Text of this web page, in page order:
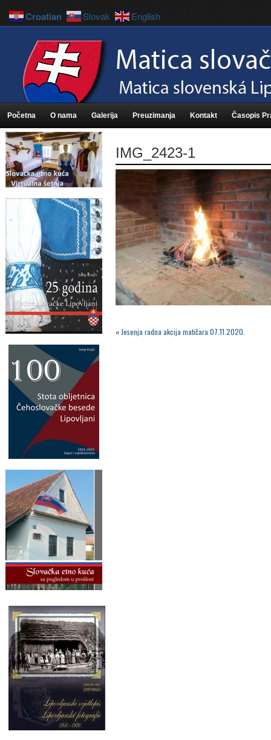
Početna O nama Galerija Preuzimanja Kontakt Časopis
IMG_2423-1
« Jesenja radna akcija matičara 07.11.2020.
Croatian Slovak English